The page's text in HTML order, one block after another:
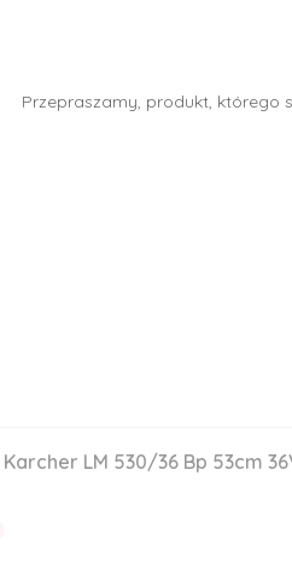
Przepraszamy, produkt, którego
LM 530/36 Bp 53cm